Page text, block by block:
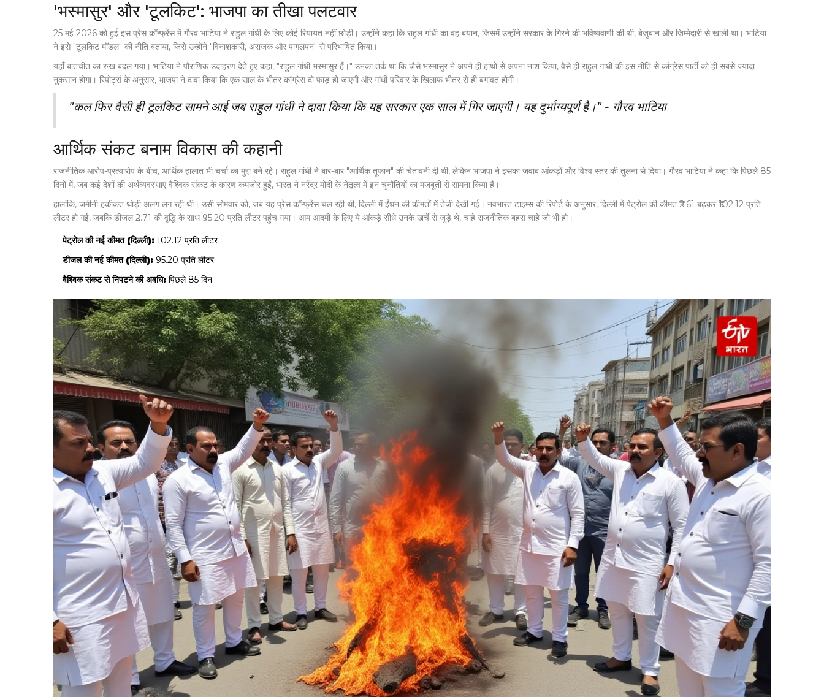
'भस्मासुर' और 'टूलकिट': भाजपा का तीखा पलटवार
25 मई 2026 को हुई इस प्रेस कॉन्फ्रेंस में गौरव भाटिया ने राहुल गांधी के लिए कोई रियायत नहीं छोड़ी। उन्होंने कहा कि राहुल गांधी का वह बयान, जिसमें उन्होंने सरकार के गिरने की भविष्यवाणी की थी, बेजुबान और जिम्मेदारी से खाली था। भाटिया
ने इसे "टूलकिट मॉडल" की नीति बताया, जिसे उन्होंने "विनाशकारी, अराजक और पागलपन" से परिभाषित किया।
यहाँ बातचीत का रुख बदल गया। भाटिया ने पौराणिक उदाहरण देते हुए कहा, "राहुल गांधी भस्मासुर हैं।" उनका तर्क था कि जैसे भस्मासुर ने अपने ही हाथों से अपना नाश किया, वैसे ही राहुल गांधी की इस नीति से कांग्रेस पार्टी को ही सबसे ज्यादा
नुकसान होगा। रिपोर्ट्स के अनुसार, भाजपा ने दावा किया कि एक साल के भीतर कांग्रेस दो फाड़ हो जाएगी और गांधी परिवार के खिलाफ भीतर से ही बगावत होगी।
"कल फिर वैसी ही टूलकिट सामने आई जब राहुल गांधी ने दावा किया कि यह सरकार एक साल में गिर जाएगी। यह दुर्भाग्यपूर्ण है।" - गौरव भाटिया
आर्थिक संकट बनाम विकास की कहानी
राजनीतिक आरोप-प्रत्यारोप के बीच, आर्थिक हालात भी चर्चा का मुद्दा बने रहे। राहुल गांधी ने बार-बार "आर्थिक तूफान" की चेतावनी दी थी, लेकिन भाजपा ने इसका जवाब आंकड़ों और विश्व स्तर की तुलना से दिया। गौरव भाटिया ने कहा कि पिछले 85
दिनों में, जब कई देशों की अर्थव्यवस्थाएं वैश्विक संकट के कारण कमजोर हुईं, भारत ने नरेंद्र मोदी के नेतृत्व में इन चुनौतियों का मजबूती से सामना किया है।
हालांकि, जमीनी हकीकत थोड़ी अलग लग रही थी। उसी सोमवार को, जब यह प्रेस कॉन्फ्रेंस चल रही थी, दिल्ली में ईंधन की कीमतों में तेजी देखी गई। नवभारत टाइम्स की रिपोर्ट के अनुसार, दिल्ली में पेट्रोल की कीमत ₹2.61 बढ़कर ₹102.12 प्रति
लीटर हो गई, जबकि डीजल ₹2.71 की वृद्धि के साथ ₹95.20 प्रति लीटर पहुंच गया। आम आदमी के लिए ये आंकड़े सीधे उनके खर्चे से जुड़े थे, चाहे राजनीतिक बहस चाहे जो भी हो।
पेट्रोल की नई कीमत (दिल्ली): ₹102.12 प्रति लीटर
डीजल की नई कीमत (दिल्ली): ₹95.20 प्रति लीटर
वैश्विक संकट से निपटने की अवधि: पिछले 85 दिन